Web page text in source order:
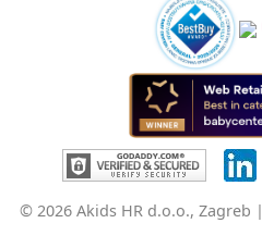
© 2026 Akids HR d.o.o., Zagreb |